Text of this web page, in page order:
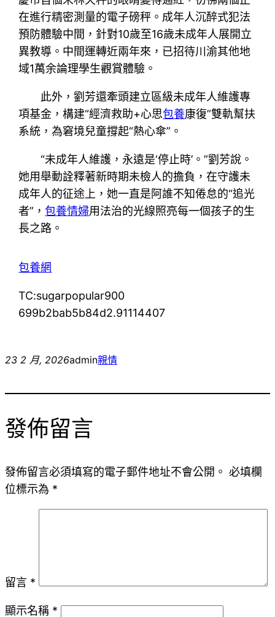
在進行精密測量的電子磅秤。成年人沉醉式犯法
預防體驗中間，針對10歲至16歲未成年人展開立
異教導。中間運轉近兩年來，已招待川渝其他地
域1萬余論理學生觀賞體驗。
此外，劉芳還牽頭建立區級未成年人維護專
項基金，構建“經濟救助+心思包養康復”雙軌幫扶
系統，為窘境兒童撐起“熱心傘”。
“未成年人維護，永遠是‘停止時’。”劉芳說。
她用舉動詮釋著新時期未檢人的擔負，在守護未
成年人的征途上，她一直是阿誰不知倦怠的“追光
者”，包養情婦用法治的光線照亮每一個孩子的生
長之路。
包養網
TC:sugarpopular900
699b2bab5b84d2.91114407
23 2 月, 2026admin親情
發佈留言
發佈留言必須填寫的電子郵件地址不會公開。 必填欄
位標示為 *
留言 *
顯示名稱 *